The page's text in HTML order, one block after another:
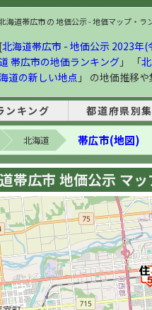
海道帯広市 の 地価公示 - 地価マップ・ラ
[北海道帯広市 - 地価公示 2023年(
道 帯広市の地価ランキング 」 「
道の新しい地点 」 の地価推移
ンキング 都道府県別
北海道 帯広市(地図)
帯広市 地価公示 マ